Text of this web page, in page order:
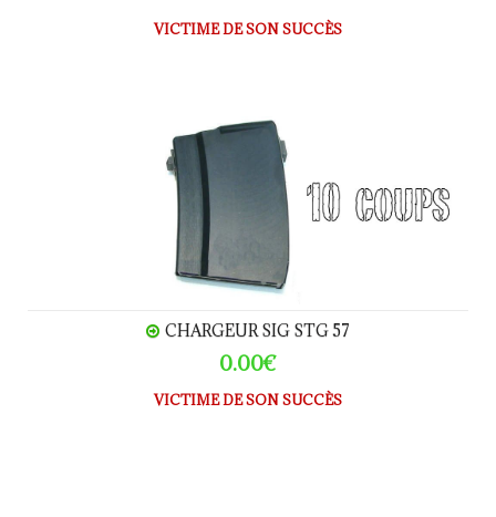
VICTIME DE SON SUCCÈS
CHARGEUR SIG STG 57
0.00€
VICTIME DE SON SUCCÈS